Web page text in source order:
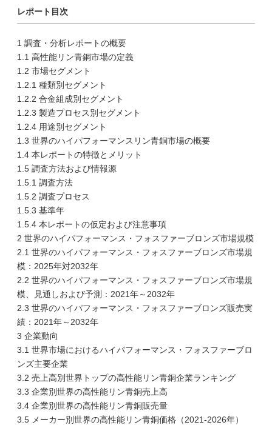
レポート目次
1 調査・分析レポートの概要
1.1 高性能リン青銅市場の定義
1.2 市場セグメント
1.2.1 種類別セグメント
1.2.2 合金組成別セグメント
1.2.3 製造プロセス別セグメント
1.2.4 用途別セグメント
1.3 世界のハイパフォーマンスリン青銅市場の概要
1.4 本レポートの特徴とメリット
1.5 調査方法および情報源
1.5.1 調査方法
1.5.2 調査プロセス
1.5.3 基準年
1.5.4 本レポートの仮定および注意事項
2 世界のハイパフォーマンス・フォスファーブロンズ市場規模
2.1 世界のハイパフォーマンス・フォスファーブロンズ市場規
模：2025年対2032年
2.2 世界のハイパフォーマンス・フォスファーブロンズ市場規
模、見通しおよび予測：2021年～2032年
2.3 世界のハイパフォーマンス・フォスファーブロンズ販売実
績：2021年～2032年
3 企業動向
3.1 世界市場におけるハイパフォーマンス・フォスファーブロ
ンズ主要企業
3.2 売上高別世界トップの高性能リン青銅企業ランキング
3.3 企業別世界の高性能リン青銅売上高
3.4 企業別世界の高性能リン青銅販売量
3.5 メーカー別世界の高性能リン青銅価格（2021-2026年）